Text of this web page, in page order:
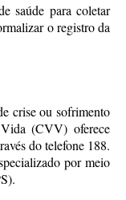
saúde para coletar
o registro da
crise ou sofrimento
(CVV) oferece
do telefone 188.
por meio